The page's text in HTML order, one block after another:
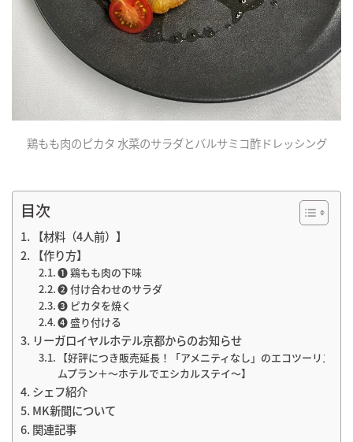
鶏もも肉のピカタ 水菜のサラダとバルサミコ酢ドレッシング
目次
【材料（4人前）】
【作り方】
❶ 鶏もも肉の下味
❷ 付け合わせのサラダ
➌ ピカタを焼く
❹ 盛り付ける
リーガロイヤルホテル京都からのお知らせ
【好評につき販売延長！「アメニティなし」のエコツーリズ
ムプラン＋～ホテルでエシカルステイ～】
シェフ紹介
MK新聞について
関連記事